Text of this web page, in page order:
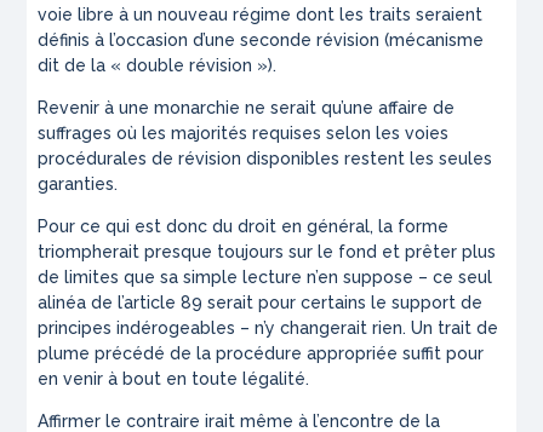
voie libre à un nouveau régime dont les traits seraient
définis à l’occasion d’une seconde révision (mécanisme
dit de la «double révision »).
Revenir à une monarchie ne serait qu’une affaire de
suffrages où les majorités requises selon les voies
procédurales de révision disponibles restent les seules
garanties.
Pour ce qui est donc du droit en général, la forme
triompherait presque toujours sur le fond et prêter plus
de limites que sa simple lecture n’en suppose – ce seul
alinéa de l’article 89 serait pour certains le support de
principes indérogeables – n’y changerait rien. Un trait de
plume précédé de la procédure appropriée suffit pour
en venir à bout en toute légalité.
Affirmer le contraire irait même à l’encontre de la